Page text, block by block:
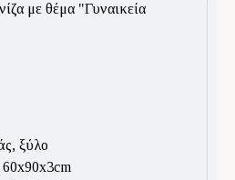
με θέμα "Γυναικεία
ξύλο
60x90x3cm